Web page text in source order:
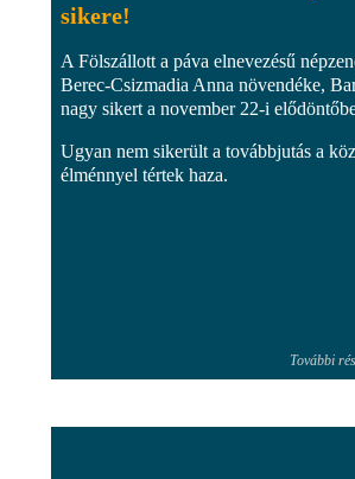
sikere!
A Fölszállott a páva elnevezésű
Berec-Csizmadia Anna növendéke,
nagy sikert a november 22-i
Ugyan nem sikerült a továbbjutás a
élménnyel tértek haza.
További